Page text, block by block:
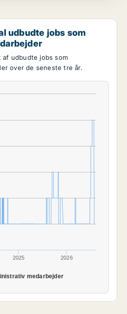
udbudte jobs som
af udbudte jobs som
over de seneste tre år.
medarbejder
2025 2026